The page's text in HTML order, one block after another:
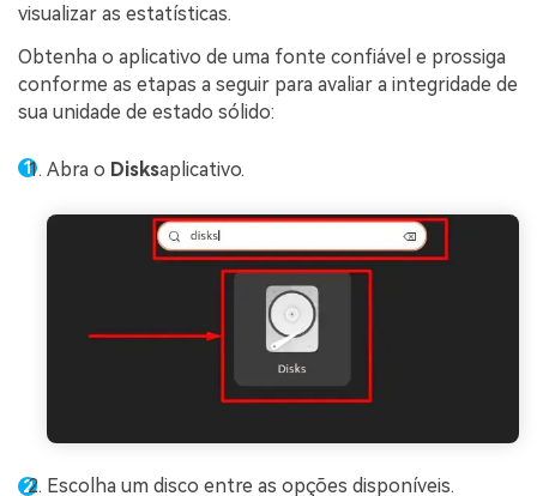
visualizar as estatísticas.
Obtenha o aplicativo de uma fonte confiável e prossiga
conforme as etapas a seguir para avaliar a integridade de
sua unidade de estado sólido:
Abra o Disksaplicativo.
Escolha um disco entre as opções disponíveis.